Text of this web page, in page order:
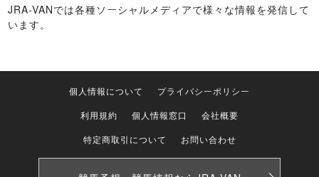
JRA-VANでは各種ソーシャルメディアで様々な情報を発信して
います。
個人情報について
プライバシーポリシー
利用規約
個人情報窓口
会社概要
特定商取引について
お問い合わせ